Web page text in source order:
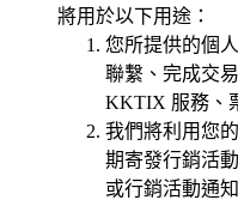
將用於以下用途：
您所提供的個
聯繫、完成交
KKTIX 服務、
我們將利用您
期寄發行銷活
或行銷活動通